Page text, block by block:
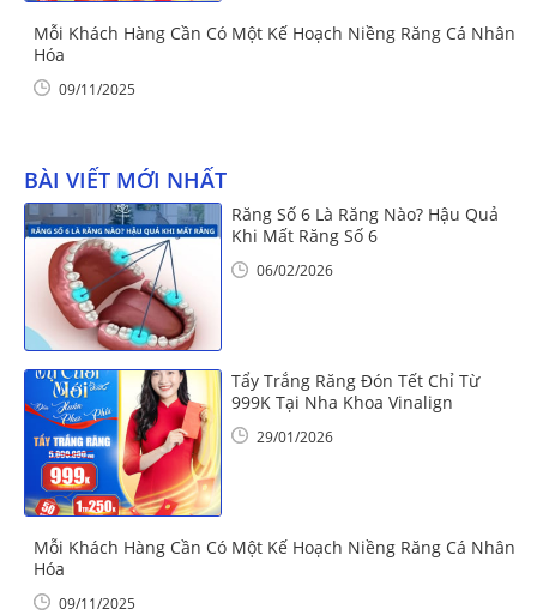
Mỗi Khách Hàng Cần Có Một Kế Hoạch Niềng Răng Cá Nhân
Hóa
09/11/2025
BÀI VIẾT MỚI NHẤT
Răng Số 6 Là Răng Nào? Hậu Quả
Khi Mất Răng Số 6
06/02/2026
Tẩy Trắng Răng Đón Tết Chỉ Từ
999K Tại Nha Khoa Vinalign
29/01/2026
Mỗi Khách Hàng Cần Có Một Kế Hoạch Niềng Răng Cá Nhân
Hóa
09/11/2025